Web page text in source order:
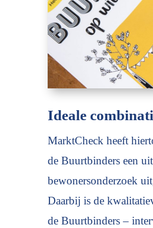
Ideale
MarktCheck heeft
de Buurtbinders een
bewonersonderzoek
Daarbij is de
de Buurtbinders –